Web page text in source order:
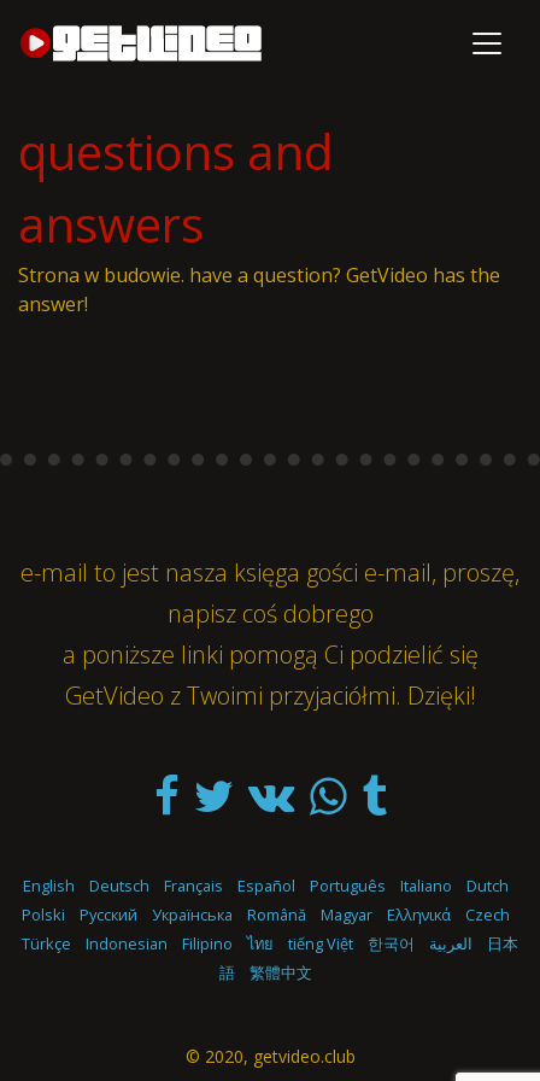
questions and
answers
Strona w budowie. have a question? GetVideo has the
answer!
e-mail to jest nasza księga gości e-mail, proszę,
napisz coś dobrego
a poniższe linki pomogą Ci podzielić się
GetVideo z Twoimi przyjaciółmi. Dzięki!
English Deutsch Français Español Português Italiano
Dutch
Polski
Русский Українська Română Magyar Ελληνικά
Czech
Türkçe
Indonesian Filipino ไทย tiếng Việt 한국어 العربية
日本
語
繁體中文
© 2020, getvideo.club